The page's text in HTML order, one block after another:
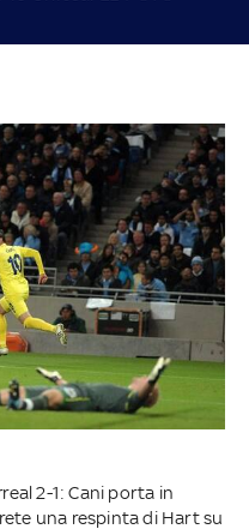
2-1: Cani porta in
una respinta di Hart su